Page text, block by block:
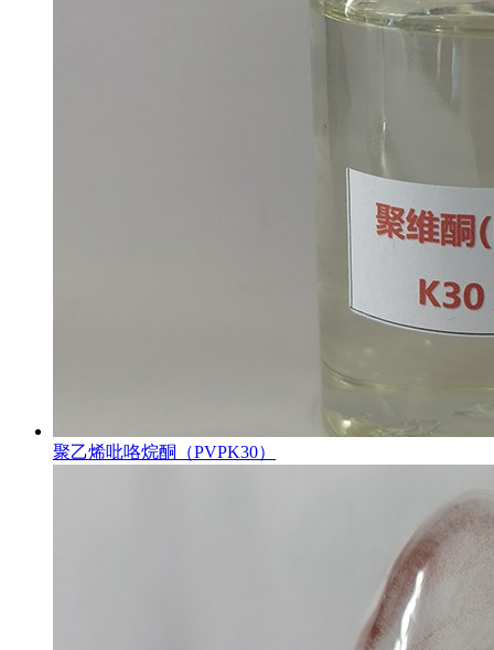
聚乙烯吡咯烷酮（PVPK30）